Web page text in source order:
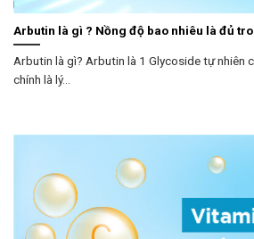
Arbutin là gì ? Nồng độ bao nhiêu là đủ
Arbutin là gì? Arbutin là 1 Glycoside tự nhiên
chính là lý...